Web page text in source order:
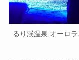
るり渓温泉 オーロ